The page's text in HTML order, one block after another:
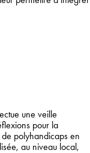
une veille
pour la
polyhandicaps en
au niveau local,